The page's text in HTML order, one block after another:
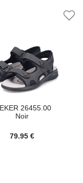
26455.00
Noir
79.95 €